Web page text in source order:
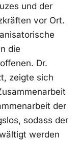
und der
vor Ort.
die
Dr.
zeigte sich
der
sodass der
werden